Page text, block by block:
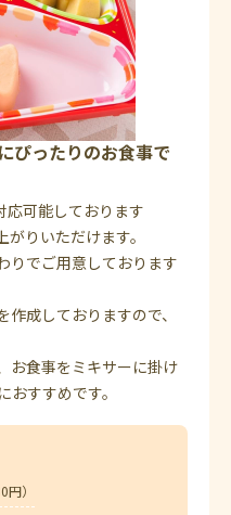
ぴったりのお食事で
応可能しております
りいただけます。
りでご用意しております
成しておりますので、
お食事をミキサーに掛け
すすめです。
円）